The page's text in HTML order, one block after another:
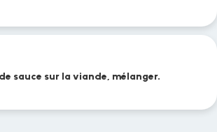
sauce sur la viande, mélanger.